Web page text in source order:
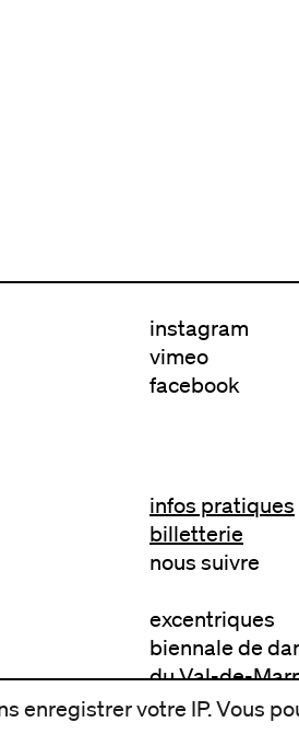
instagram
vimeo
facebook
infos pratiques
billetterie
nous suivre
excentriques
biennale de
du Val-de-
archives
enregistrer votre IP. Vous